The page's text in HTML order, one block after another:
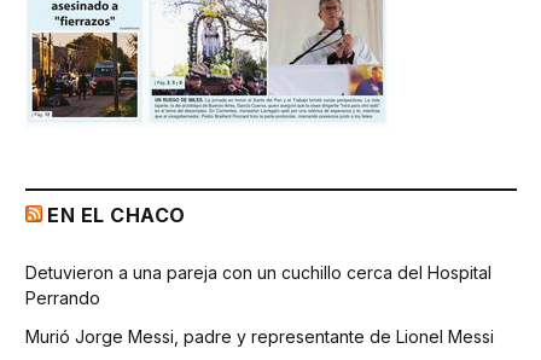
EN EL CHACO
Detuvieron a una pareja con un cuchillo cerca del Hospital
Perrando
Murió Jorge Messi, padre y representante de Lionel Messi